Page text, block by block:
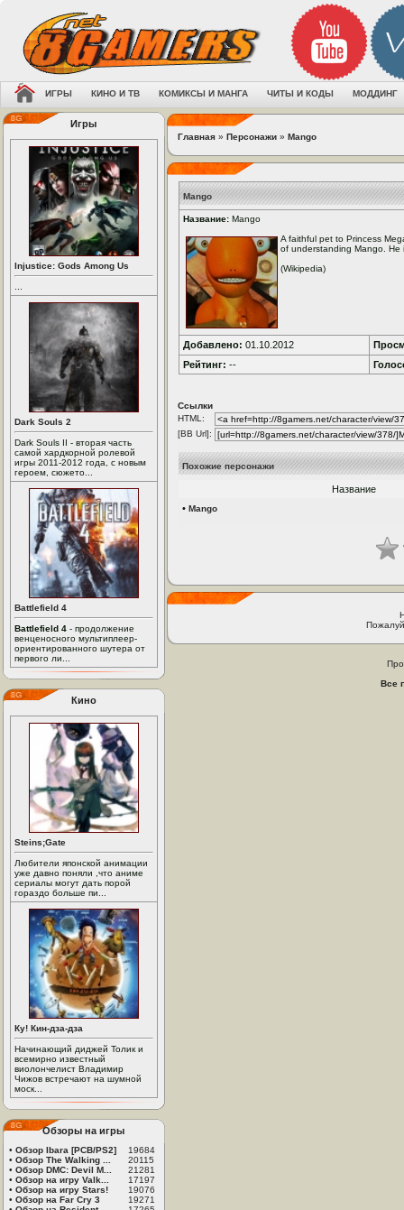
ИГРЫ КИНО И ТВ КОМИКСЫ И МАНГА ЧИТЫ И КОДЫ МОДДИНГ
Игры
Injustice: Gods Among Us
Dark Souls 2
Dark Souls II - вторая часть
самой хардкорной ролевой
игры 2011-2012 года, с новым
героем, сюжето...
Battlefield 4
Battlefield 4 - продолжение
венценосного мультиплеер-
ориентированного шутера от
первого ли...
Кино
Steins;Gate
Любители японской анимации
уже давно поняли ,что аниме
сериалы могут дать порой
гораздо больше пи...
Ку! Кин-дза-дза
Начинающий диджей Толик и
всемирно известный
виолончелист Владимир
Чижов встречают на шумной
моск...
Обзоры на игры
• Обзор Ibara [PCB/PS2]
19684
• Обзор The Walking ...
20115
• Обзор DMC: Devil M...
21281
• Обзор на игру Valk...
17197
• Обзор на игру Stars!
19076
• Обзор на Far Cry 3
19271
Главная » Персонажи » Mango
Mango
Название: Mango
A faithful pet to Princess
of understanding Mango. He
(Wikipedia)
Добавлено: 01.10.2012
Рейтинг: --
Ссылки
HTML:
[BB Url]:
Похожие персонажи
Название
• Mango
Все